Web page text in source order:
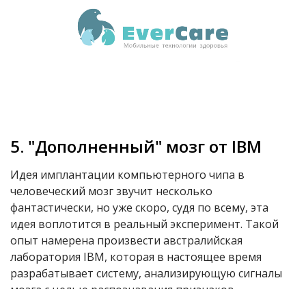
5. "Дополненный" мозг от IBM
Идея имплантации компьютерного чипа в
человеческий мозг звучит несколько
фантастически, но уже скоро, судя по всему, эта
идея воплотится в реальный эксперимент. Такой
опыт намерена произвести австралийская
лаборатория IBM, которая в настоящее время
разрабатывает систему, анализирующую сигналы